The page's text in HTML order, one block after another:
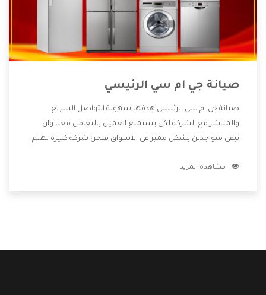
صيانة جي ام سي الرئيسي
صيانة جي ام سي الرئيسي هدفها سهولة التواصل السريع
والمباشر مع الشركة لكى يستمتع العميل بالتعامل معنا وان
نبقى متواجدين بشكل مميز فى الاسواق فنحن شركة كبيرة نهتم
الشركة بها والتى تكون منها خدمة الصيانة التى تكون من أهم
مشاهدة المزيد